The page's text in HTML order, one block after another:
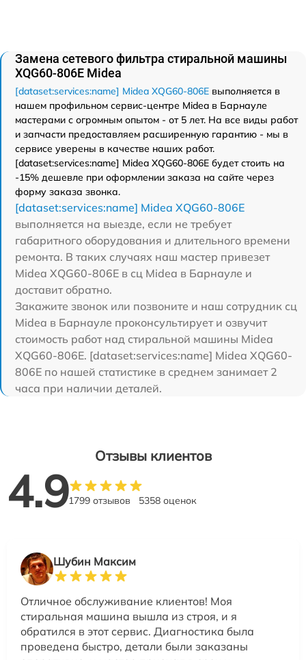
Замена сетевого фильтра стиральной машины
XQG60-806E Midea
[dataset:services:name] Midea XQG60-806E выполняется в
нашем профильном сервис-центре Midea в Барнауле
мастерами с огромным опытом - от 5 лет. На все виды работ
и запчасти предоставляем расширенную гарантию - мы в
сервисе уверены в качестве наших работ.
[dataset:services:name] Midea XQG60-806E будет стоить на
-15% дешевле при оформлении заказа на сайте через
форму заказа звонка.
[dataset:services:name] Midea XQG60-806E
выполняется на выезде, если не требует
габаритного оборудования и длительного времени
ремонта. В таких случаях наш мастер привезет
Midea XQG60-806E в сц Midea в Барнауле и
доставит обратно.
Закажите звонок или позвоните и наш сотрудник сц
Midea в Барнауле проконсультирует и озвучит
стоимость работ над стиральной машины Midea
XQG60-806E. [dataset:services:name] Midea XQG60-
806E по нашей статистике в среднем занимает 2
часа при наличии деталей.
Отзывы клиентов
4.91799 отзывов 5358 оценок
Шубин Максим
Отличное обслуживание клиентов! Моя
стиральная машина вышла из строя, и я
обратился в этот сервис. Диагностика была
проведена быстро, детали были заказаны